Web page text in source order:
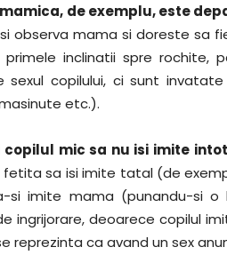
de exemplu, este
observa mama si doreste sa
inclinatii spre rochite,
sexul copilului, ci sunt
etc.).
mic sa nu isi imite
sa isi imite tatal (de
si imite mama (punandu-si
ingrijorare, deoarece copilul
reprezinta ca avand un sex